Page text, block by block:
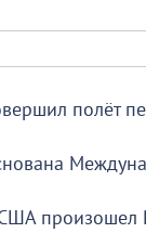
полёт
произошел